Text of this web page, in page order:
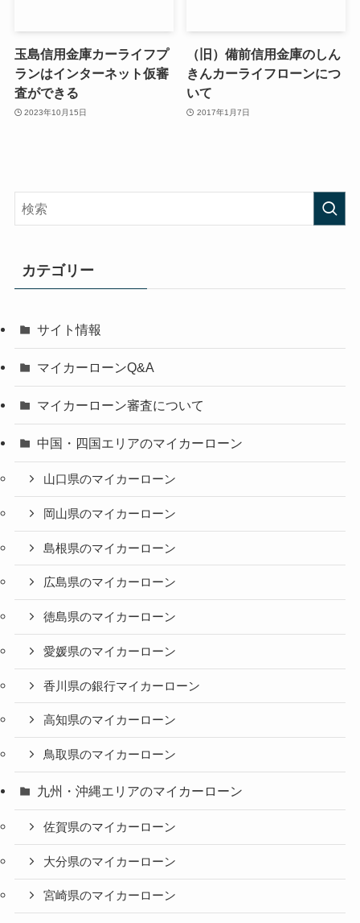
玉島信用金庫カーライフプ
ランはインターネット仮審
査ができる
2023年10月15日
（旧）備前信用金庫のしん
きんカーライフローンにつ
いて
2017年1月7日
カテゴリー
サイト情報
マイカーローンQ&A
マイカーローン審査について
中国・四国エリアのマイカーローン
山口県のマイカーローン
岡山県のマイカーローン
島根県のマイカーローン
広島県のマイカーローン
徳島県のマイカーローン
愛媛県のマイカーローン
香川県の銀行マイカーローン
高知県のマイカーローン
鳥取県のマイカーローン
九州・沖縄エリアのマイカーローン
佐賀県のマイカーローン
大分県のマイカーローン
宮崎県のマイカーローン